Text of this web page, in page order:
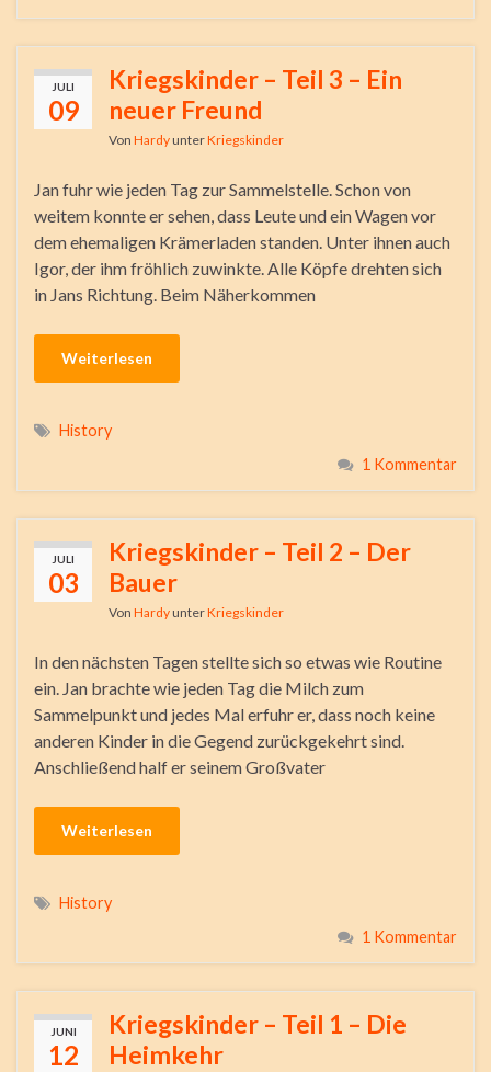
JULI
09
Kriegskinder – Teil 3 – Ein
neuer Freund
Von HardyunterKriegskinder
Jan fuhr wie jeden Tag zur Sammelstelle. Schon von
weitem konnte er sehen, dass Leute und ein Wagen vor
dem ehemaligen Krämerladen standen. Unter ihnen auch
Igor, der ihm fröhlich zuwinkte. Alle Köpfe drehten sich
in Jans Richtung. Beim Näherkommen
Weiterlesen
History
1 Kommentar
JULI
03
Kriegskinder – Teil 2 – Der
Bauer
Von HardyunterKriegskinder
In den nächsten Tagen stellte sich so etwas wie Routine
ein. Jan brachte wie jeden Tag die Milch zum
Sammelpunkt und jedes Mal erfuhr er, dass noch keine
anderen Kinder in die Gegend zurückgekehrt sind.
Anschließend half er seinem Großvater
Weiterlesen
History
1 Kommentar
JUNI
12
Kriegskinder – Teil 1 – Die
Heimkehr